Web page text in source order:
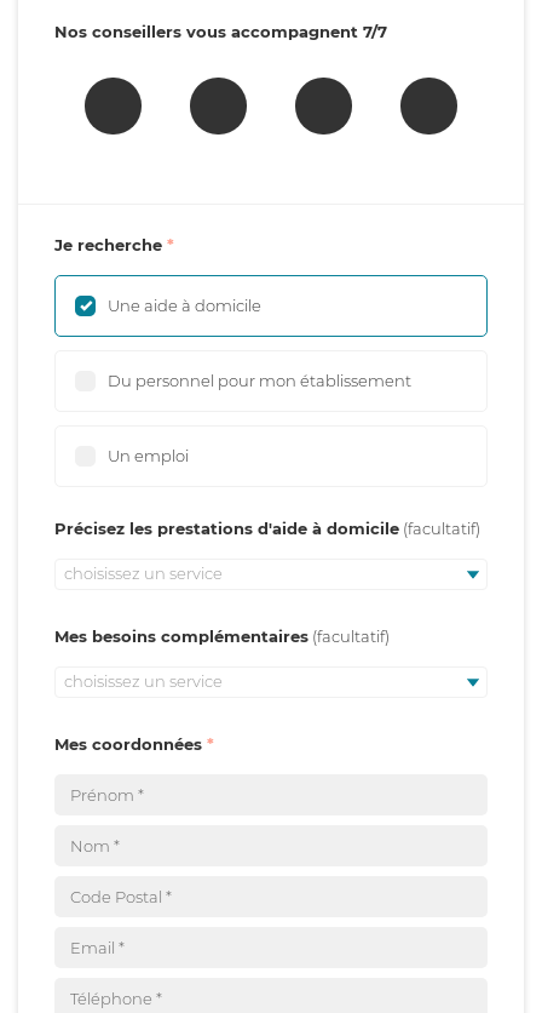
Nos conseillers vous accompagnent 7/7
Je recherche
Une aide à domicile
Du personnel pour mon établissement
Un emploi
Précisez les prestations d'aide à domicile
choisissez un service
Mes besoins complémentaires
choisissez un service
Mes coordonnées